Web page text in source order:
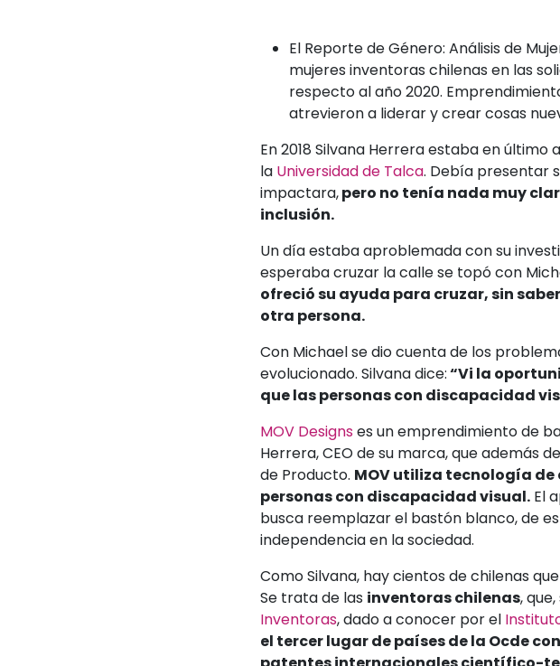
El Reporte de Género: Análisis de
mujeres inventoras chilenas en las
respecto al año 2020.
atrevieron a liderar y crear cosas
En 2018 Silvana Herrera estaba en
la Universidad de Talca. Debía presentar
impactara,pero no tenía nada muy
inclusión.
Un día estaba aproblemada con su
esperaba cruzar la calle se topó con
ofreció su ayuda para cruzar, sin
otra persona.
Con Michael se dio cuenta de los
evolucionado. Silvana dice:“Vi la
que las personas con discapacidad
MOV Designses un emprendimiento de
Herrera, CEO de su marca, que además
de Producto. MOV utiliza tecnología
personas con discapacidad visual. El
busca reemplazar el bastón blanco, de
independencia en la sociedad.
Como Silvana, hay cientos de chilenas
Se trata de las inventoras chilenas,
Inventoras, dado a conocer por el
el tercer lugar de países de la Ocde